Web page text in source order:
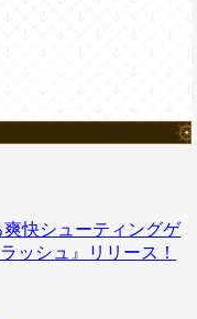
快シューティングゲ
ッシュ』リリース！